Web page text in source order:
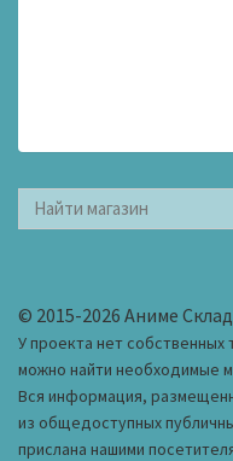
© 2015-2026 Аниме
У проекта нет
можно найти необходимые
Вся информация,
из общедоступных
прислана нашими